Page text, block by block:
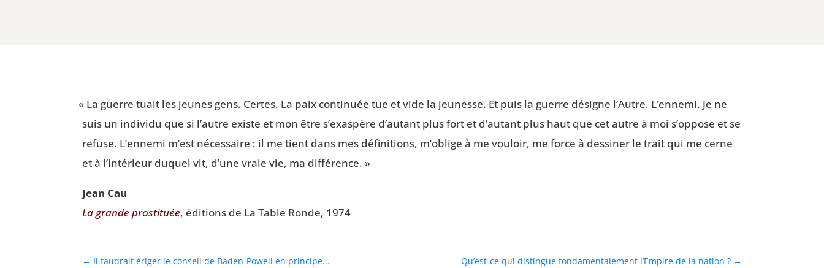
« La guerre tuait les jeunes gens. Certes. La paix conti­nuée tue et vide la jeu­nesse. Et puis la guerre désigne l’Autre. L’ennemi. Je ne
suis un indi­vi­du que si l’autre existe et mon être s’exaspère d’autant plus fort et d’autant plus haut que cet autre à moi s’oppose et se
refuse. L’ennemi m’est néces­saire : il me tient dans mes défi­ni­tions, m’oblige à me vou­loir, me force à des­si­ner le trait qui me cerne
et à l’intérieur duquel vit, d’une vraie vie, ma différence. »
Jean Cau
La grande pros­ti­tuée, édi­tions de La Table Ronde, 1974
← Il faudrait ériger le conseil de Baden-Powell en principe... Qu’est-ce qui distingue fondamentalement l’Empire de la nation ?→